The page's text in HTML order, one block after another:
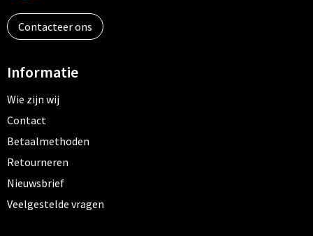
Contacteer ons
Informatie
Wie zijn wij
Contact
Betaalmethoden
Retourneren
Nieuwsbrief
Veelgestelde vragen